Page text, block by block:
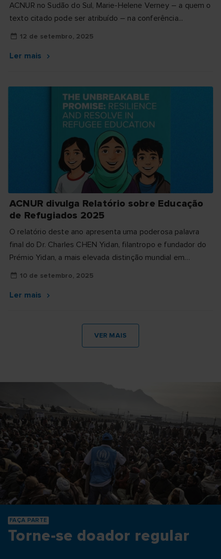
ACNUR no Sudão do Sul, Marie-Helene Verney – a quem o
texto citado pode ser atribuído – na conferência...
12 de setembro, 2025
Ler mais
ACNUR divulga Relatório sobre Educação
de Refugiados 2025
O relatório deste ano apresenta uma poderosa palavra
final do Dr. Charles CHEN Yidan, filantropo e fundador do
Prémio Yidan, a mais elevada distinção mundial em
educaçã...
10 de setembro, 2025
Ler mais
VER MAIS
FAÇA PARTE
Torne-se doador regular